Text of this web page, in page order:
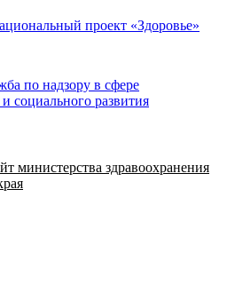
проект «Здоровье»
по надзору в сфере
социального развития
министерства здравоохранения